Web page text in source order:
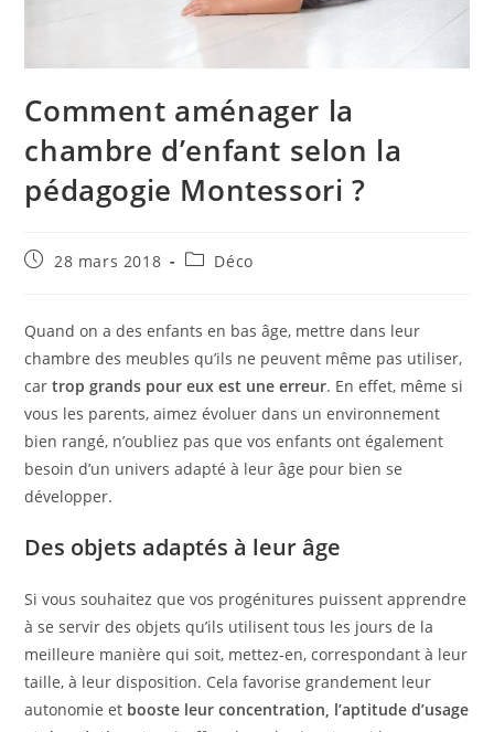
Comment aménager la
chambre d’enfant selon la
pédagogie Montessori ?
Publication
28 mars 2018
PostDéco
Quand on a des enfants en bas âge, mettre dans leur
chambre des meubles qu’ils ne peuvent même pas utiliser,
car trop grands pour eux est une erreur. En effet, même si
vous les parents, aimez évoluer dans un environnement
bien rangé, n’oubliez pas que vos enfants ont également
besoin d’un univers adapté à leur âge pour bien se
développer.
Des objets adaptés à leur âge
Si vous souhaitez que vos progénitures puissent apprendre
à se servir des objets qu’ils utilisent tous les jours de la
meilleure manière qui soit, mettez-en, correspondant à leur
taille, à leur disposition. Cela favorise grandement leur
autonomie et booste leur concentration, l’aptitude d’usage